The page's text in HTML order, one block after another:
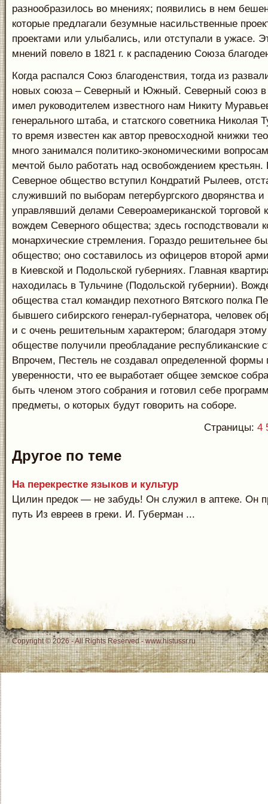
разнообразилось во мнениях; появились в нем
которые предлагали безумные насильственные
проектами или улыбались, или отступали в ужасе.
мнений повело в 1821 г. к распадению Союза
Когда распался Союз благоденствия, тогда из
новых союза – Северный и Южный. Северный союз в
имел руководителем известного нам Никиту
генерального штаба, и статского советника Николая
то время известен как автор превосходной книжки
много занимался политико-экономическими
мечтой было работать над освобождением крестьян.
Северное общество вступил Кондратий Рылеев,
служивший по выборам петербургского дворянства и
управлявший делами Североамериканской торговой
вождем Северного общества; здесь господствовали
монархические стремления. Гораздо решительнее
общество; оно составилось из офицеров второй
в Киевской и Подольской губерниях. Главная
находилась в Тульчине (Подольской губернии).
общества стал командир пехотного Вятского полка
бывшего сибирского генерал-губернатора, человек
и с очень решительным характером; благодаря
обществе получили преобладание республиканские
Впрочем, Пестель не создавал определенной формы
уверенности, что ее выработает общее земское
быть членом этого собрания и готовил себе
предметы, о которых будут говорить на соборе.
Страницы: 4
Другое по теме
На перекрестке языков и культур
Цилин предок — не забудь! Он служил в аптеке. Он
путь Из евреев в греки. И. Губерман ...
Copyright © 2026 - All Rights Reserved - www.histussr.ru